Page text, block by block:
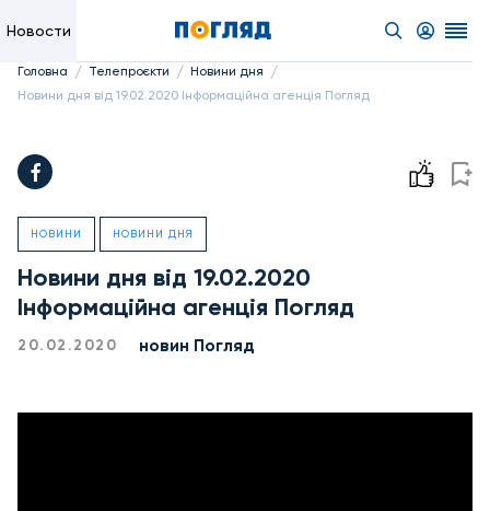
Новости
Головна / Телепроєкти / Новини дня /
Новини дня від 19.02.2020 Інформаційна агенція Погляд
НОВИНИ НОВИНИ ДНЯ
Новини дня від 19.02.2020
Інформаційна агенція Погляд
20.02.2020 новин Погляд